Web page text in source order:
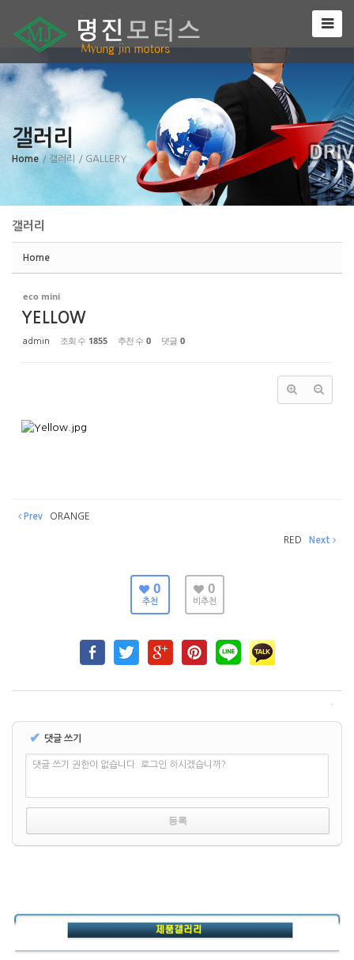
갤러리
Home / 갤러리 / GALLERY
갤러리
Home
eco mini
YELLOW
admin 조회 수 1855 추천 수 0 댓글 0
Prev ORANGE
RED Next
0
추천
0
비추천
✔ 댓글 쓰기
댓글 쓰기 권한이 없습니다. 로그인 하시겠습니까?
Sketchbook5, 스케치북5
Sketchbook5, 스케치북5